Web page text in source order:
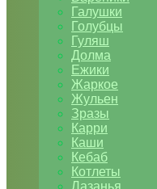
Галушки
Голубцы
Гуляш
Долма
Ежики
Жаркое
Жульен
Зразы
Карри
Каши
Кебаб
Котлеты
Лазанья